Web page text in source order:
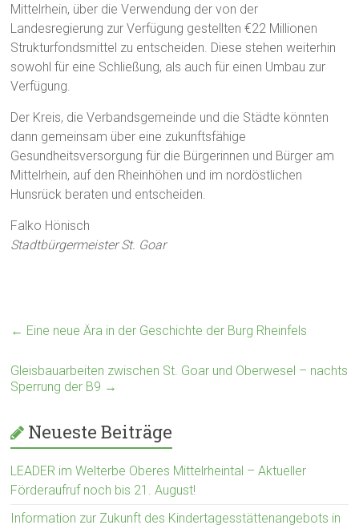
Mittelrhein, über die Verwendung der von der
Landesregierung zur Verfügung gestellten €22 Millionen
Strukturfondsmittel zu entscheiden. Diese stehen weiterhin
sowohl für eine Schließung, als auch für einen Umbau zur
Verfügung.
Der Kreis, die Verbandsgemeinde und die Städte könnten
dann gemeinsam über eine zukunftsfähige
Gesundheitsversorgung für die Bürgerinnen und Bürger am
Mittelrhein, auf den Rheinhöhen und im nordöstlichen
Hunsrück beraten und entscheiden.
Falko Hönisch
Stadtbürgermeister St. Goar
← Eine neue Ära in der Geschichte der Burg Rheinfels
Gleisbauarbeiten zwischen St. Goar und Oberwesel – nachts
Sperrung der B9 →
Neueste Beiträge
LEADER im Welterbe Oberes Mittelrheintal – Aktueller
Förderaufruf noch bis 21. August!
Information zur Zukunft des Kindertagesstättenangebots in